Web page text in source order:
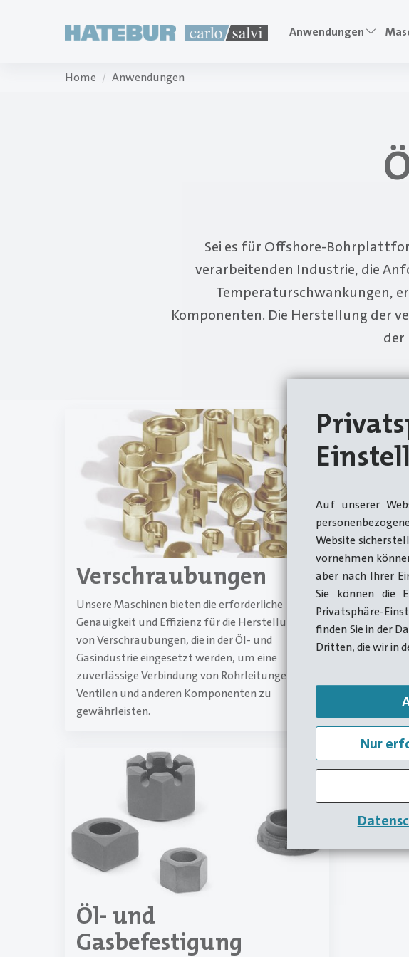
Auf unserer
Website
vornehmen
aber nach Ihrer
Sie können die
Privatsphäre-
finden Sie in der
Dritten, die wir in
Nur
Anwendungen
Home Anwendungen
Sei es für Offshore-
verarbeitenden Industrie, die
Temperaturschwankungen,
Komponenten. Die Herstellung der
der
Verschraubungen
Unsere Maschinen bieten die erforderliche
Genauigkeit und Effizienz für die Herstellung
von Verschraubungen, die in der Öl- und
Gasindustrie eingesetzt werden, um eine
zuverlässige Verbindung von Rohrleitungen,
Ventilen und anderen Komponenten zu
gewährleisten.
Unsere
Öl- und
Öl- und
Gasbefestigung